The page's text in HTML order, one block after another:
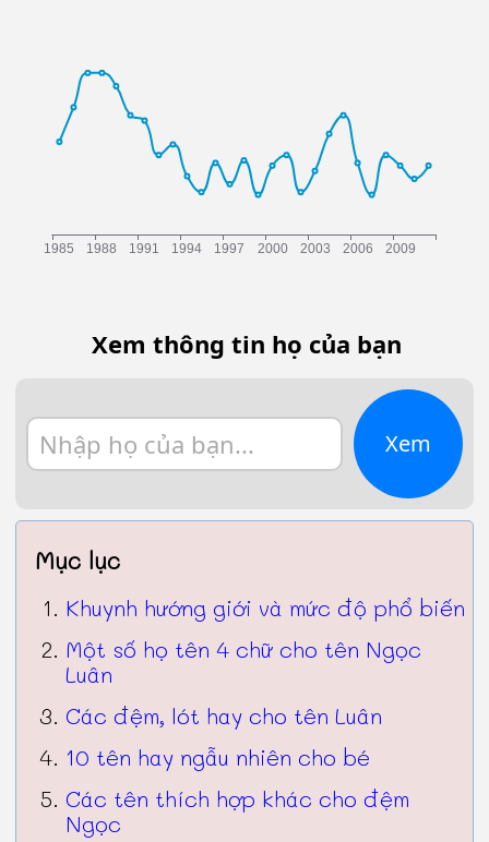
Xem thông tin họ của bạn
Xem
Mục lục
Khuynh hướng giới và mức độ phổ biến
Một số họ tên 4 chữ cho tên Ngọc
Luân
Các đệm, lót hay cho tên Luân
10 tên hay ngẫu nhiên cho bé
Các tên thích hợp khác cho đệm
Ngọc